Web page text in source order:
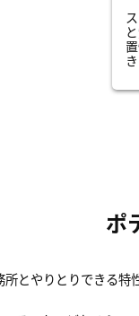
ポ
とやりとりできる特